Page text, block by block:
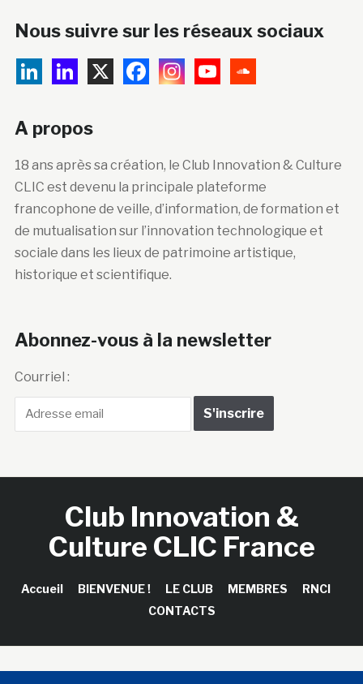
Nous suivre sur les réseaux sociaux
A propos
18 ans après sa création, le Club Innovation & Culture
CLIC est devenu la principale plateforme
francophone de veille, d’information, de formation et
de mutualisation sur l’innovation technologique et
sociale dans les lieux de patrimoine artistique,
historique et scientifique.
Abonnez-vous à la newsletter
Courriel :
Club Innovation &
Culture CLIC France
Accueil BIENVENUE ! LE CLUB MEMBRES
RNCI
CONTACTS